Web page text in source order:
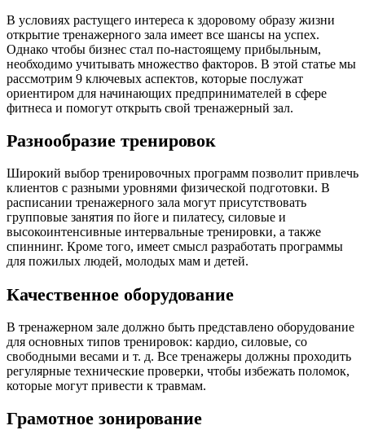
В условиях растущего интереса к здоровому образу жизни
открытие тренажерного зала имеет все шансы на успех.
Однако чтобы бизнес стал по-настоящему прибыльным,
необходимо учитывать множество факторов. В этой статье мы
рассмотрим 9 ключевых аспектов, которые послужат
ориентиром для начинающих предпринимателей в сфере
фитнеса и помогут открыть свой тренажерный зал.
Разнообразие тренировок
Широкий выбор тренировочных программ позволит привлечь
клиентов с разными уровнями физической подготовки. В
расписании тренажерного зала могут присутствовать
групповые занятия по йоге и пилатесу, силовые и
высокоинтенсивные интервальные тренировки, а также
спиннинг. Кроме того, имеет смысл разработать программы
для пожилых людей, молодых мам и детей.
Качественное оборудование
В тренажерном зале должно быть представлено оборудование
для основных типов тренировок: кардио, силовые, со
свободными весами и т. д. Все тренажеры должны проходить
регулярные технические проверки, чтобы избежать поломок,
которые могут привести к травмам.
Грамотное зонирование